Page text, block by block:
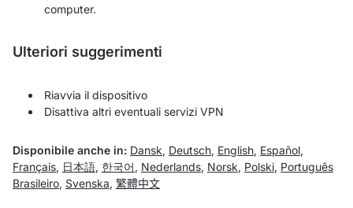
computer.
Ulteriori suggerimenti
Riavvia il dispositivo
Disattiva altri eventuali servizi VPN
Disponibile anche in: Dansk, Deutsch, English, Español,
Français, 日本語, 한국어 , Nederlands, Norsk, Polski, Português
Brasileiro, Svenska, 繁體中文